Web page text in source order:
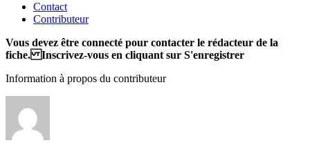
Contact
Contributeur
Vous devez être connecté pour contacter le rédacteur de la
fiche. Inscrivez-vous en cliquant sur S'enregistrer
Information à propos du contributeur